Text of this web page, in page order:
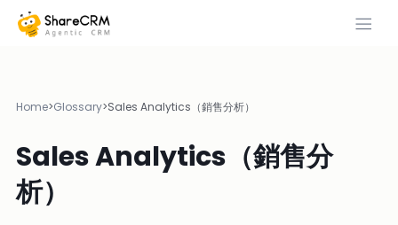
Home>Glossary>Sales Analytics（銷售分析）
Sales Analytics（銷售分
析）